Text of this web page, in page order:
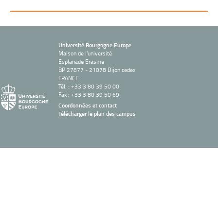
Université Bourgogne Europe
Maison de l'université
Esplanade Erasme
BP 27877 - 21078 Dijon cedex
FRANCE
Tél. : +33 3 80 39 50 00
Fax : +33 3 80 39 50 69
Coordonnées et contact
Télécharger le plan des campus